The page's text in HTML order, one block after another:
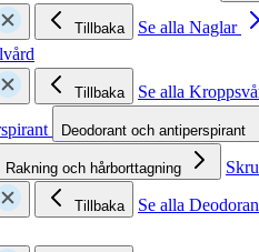
Tillbaka
Se alla Naglar
Tillbaka
Se alla
Deodorant och antiperspirant
Rakning och hårborttagning
Tillbaka
Se alla